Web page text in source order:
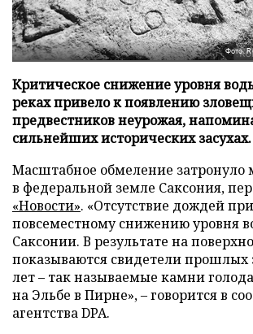
Фото:
Критическое снижение уровня
реках привело к появлению
предвестников неурожая,
сильнейших исторических засухах.
Масштабное обмеление затронуло
в федеральной земле Саксония,
«Новости». «Отсутствие дождей
повсеместному снижению уровня
Саксонии. В результате на
показываются свидетели
лет – так называемые камни
на Эльбе в Пирне», – говорится в
агентства DPA.